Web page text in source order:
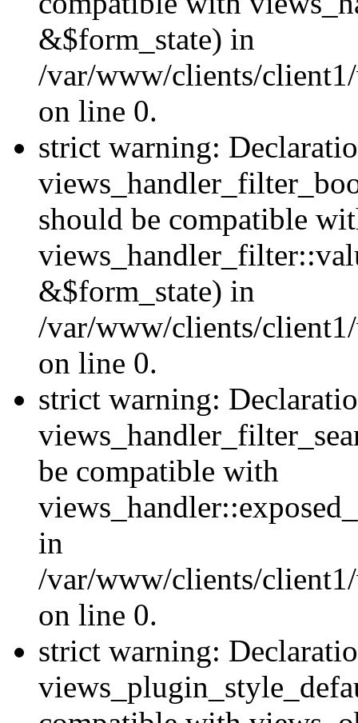
&$form_state) in
/var/www/clients/
on line 0.
strict warning:
should be compatible
&$form_state) in
/var/www/clients/
on line 0.
strict warning:
be compatible with
in
/var/www/clients/
on line 0.
strict warning: